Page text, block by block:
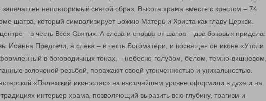
неповторимый святой образ. Высота храма вместе с крестом – 74
шатра, который символизирует Божию Матерь и Христа как главу Церкви.
– в честь Всех Святых. А слева и справа от шатра – два боковых придела:
Иоанна Предтечи, а слева – в честь Богоматери, и посвящен он иконе «Утоли
в богородичных тонах, – небесно-голубом, белом, темно-вишневом,
золоченой резьбой, поражают своей утонченностью и уникальностью.
«Палехский иконостас» на высочайшем уровне оформили в духе и на
интерьер храма, позволяющий выразить всю глубину, трагизм и